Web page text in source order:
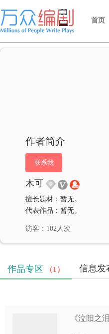
首页
作者简介
联系我
木可
擅长题材：暂无。
代表作品：暂无。
访客：102人次
作品专区 （1） 信息发
《泣阳之